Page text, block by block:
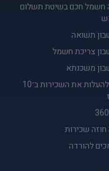
חשמל חכם בשיטת תשלום
תשואה
צריכת חשמל
משכנתא
איך להעלות את השכירות ב־10
חוזה שכירות
להורדה